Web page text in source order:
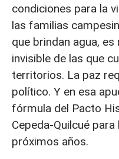
condiciones para la
las familias
que brindan agua,
invisible de las que
territorios. La paz
político. Y en esa
fórmula del Pacto
Cepeda-Quilcué
próximos años.